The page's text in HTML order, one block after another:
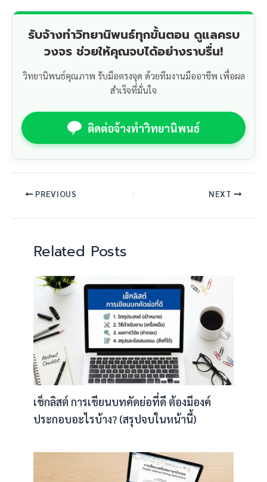
รับจ้างทำวิทยานิพนธ์ทุกขั้นตอน ดูแลครบ
วงจร ช่วยให้คุณจบได้อย่างราบรื่น!
วิทยานิพนธ์คุณภาพ รับมือตรงจุด ด้วยทีมงานมืออาชีพ เพื่อผล
สำเร็จที่มั่นใจ
ติดต่อจ้างทำวิทยานิพนธ์
PREVIOUS NEXT
Related Posts
เช็กลิสต์ การเขียนบทคัดย่อที่ดี ต้องมีองค์
ประกอบอะไรบ้าง? (สรุปจบในหน้านี้)